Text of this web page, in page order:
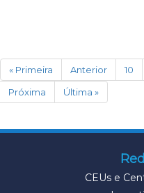
« Primeira Anterior 10
Próxima
Última »
CEUs e